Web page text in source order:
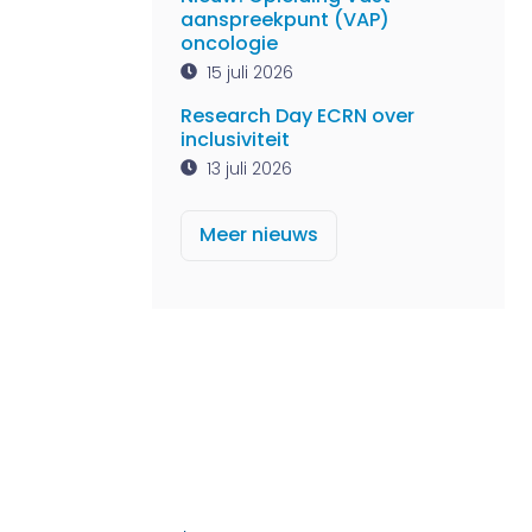
aanspreekpunt (VAP)
oncologie
15 juli 2026
Research Day ECRN over
inclusiviteit
13 juli 2026
Meer nieuws